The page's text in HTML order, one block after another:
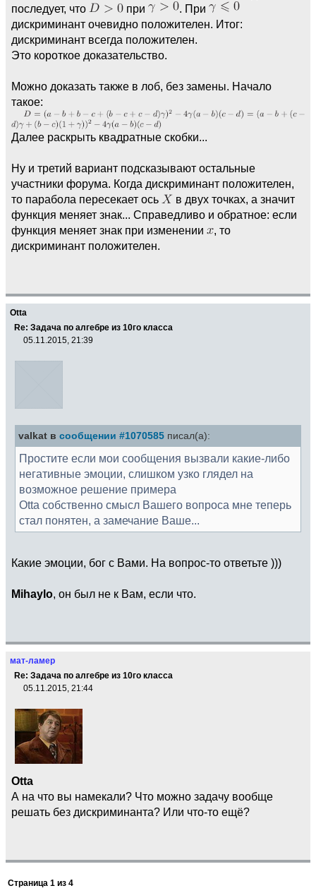
последует, что
при
. При
дискриминант очевидно положителен. Итог:
дискриминант всегда положителен.
Это короткое доказательство.
Можно доказать также в лоб, без замены. Начало
такое:
Далее раскрыть квадратные скобки...
Ну и третий вариант подсказывают остальные
участники форума. Когда дискриминант положителен,
то парабола пересекает ось
в двух точках, а значит
функция меняет знак... Справедливо и обратное: если
функция меняет знак при изменении
, то
дискриминант положителен.
Otta
Re: Задача по алгебре из 10го класса
05.11.2015, 21:39
valkat в сообщении #1070585 писал(а):
Простите если мои сообщения вызвали какие-либо
негативные эмоции, слишком узко глядел на
возможное решение примера
Otta собственно смысл Вашего вопроса мне теперь
стал понятен, а замечание Ваше...
Какие эмоции, бог с Вами. На вопрос-то ответьте )))
Mihaylo, он был не к Вам, если что.
мат-ламер
Re: Задача по алгебре из 10го класса
05.11.2015, 21:44
Otta
А на что вы намекали? Что можно задачу вообще
решать без дискриминанта? Или что-то ещё?
Страница 1 из 4